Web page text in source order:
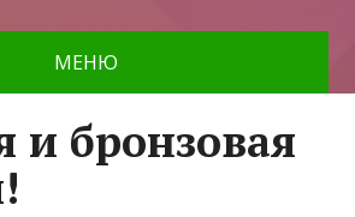
МЕНЮ
и бронзовая